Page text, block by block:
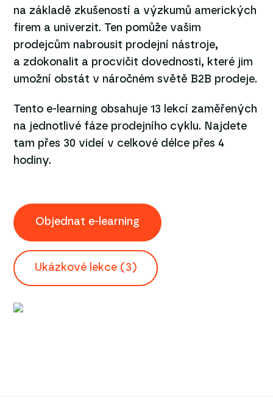
na základě zkušeností a výzkumů amerických
firem a univerzit. Ten pomůže vašim
prodejcům nabrousit prodejní nástroje,
a zdokonalit a procvičit dovednosti, které jim
umožní obstát v náročném světě B2B prodeje.
Tento e-learning obsahuje 13 lekcí zaměřených
na jednotlivé fáze prodejního cyklu. Najdete
tam přes 30 videí v celkové délce přes 4
hodiny.
Objednat e-learning
Ukázkové lekce (3)